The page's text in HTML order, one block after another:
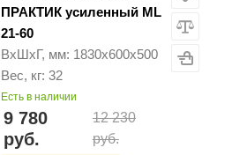
ПРАКТИК усиленный ML
21-60
ВхШхГ, мм: 1830х600х500
Вес, кг: 32
Есть в наличии
9 780
руб.
12 230
руб.